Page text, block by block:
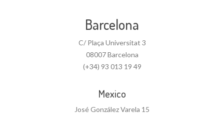
Barcelona
C/ Plaça Universitat 3
08007 Barcelona
(+34) 93 013 19 49
Mexico
José González Varela 15